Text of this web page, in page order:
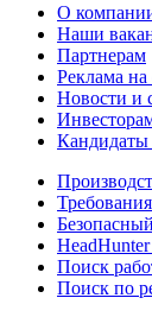
О
Наши
Партнерам
Реклама на
Новости и
Кандидаты
Поиск
Поиск по